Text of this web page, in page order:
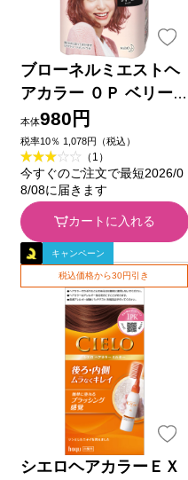
ブローネルミエストヘ
アカラー ０Ｐ ベリー
ピンク １０８ｇ 花王
(医薬部外品)
本体980円
税率10％ 1,078円（税込）
（1）
今すぐのご注文で最短2026/0
8/08に届きます
カートに入れる
キャンペーン
税込価格から30円引き
シエロヘアカラーＥＸ